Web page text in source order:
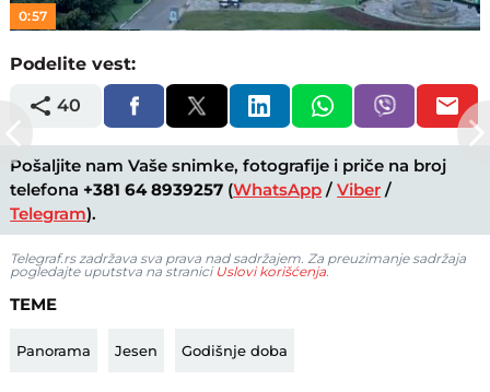
0:57
Podelite vest:
40
Pošaljite nam Vaše snimke, fotografije i priče na broj
telefona +381 64 8939257 (WhatsApp /Viber /
Telegram).
Telegraf.rs zadržava sva prava nad sadržajem. Za preuzimanje sadržaja
pogledajte uputstva na stranici Uslovi korišćenja.
TEME
Panorama Jesen Godišnje doba